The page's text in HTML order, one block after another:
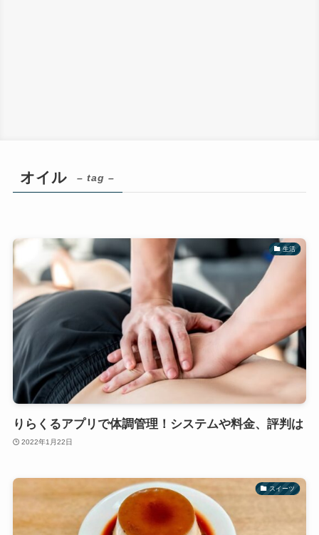
オイル – tag –
生活
りらくるアプリで体調管理！システムや料金、評判は
2022年1月22日
スイーツ